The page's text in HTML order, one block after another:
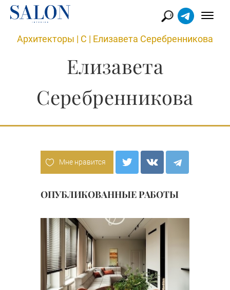
Архитекторы | С | Елизавета Серебренникова
Елизавета
Серебренникова
Мне нравится
ОПУБЛИКОВАННЫЕ РАБОТЫ